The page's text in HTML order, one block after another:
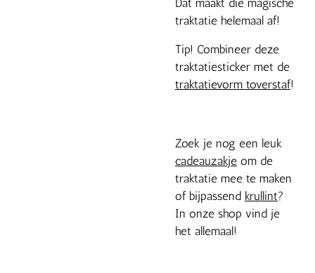
traktatie helemaal af!
Tip! Combineer deze
traktatiesticker met de
traktatievorm toverstaf!
Zoek je nog een leuk
cadeauzakje om de
traktatie mee te maken
of bijpassend krullint?
In onze shop vind je
het allemaal!